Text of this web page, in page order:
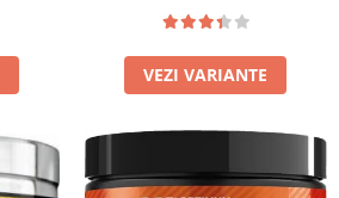
VEZI VARIANTE